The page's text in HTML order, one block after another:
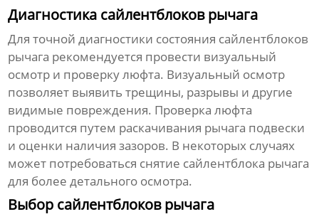
Диагностика сайлентблоков рычага
Для точной диагностики состояния сайлентблоков
рычага рекомендуется провести визуальный
осмотр и проверку люфта. Визуальный осмотр
позволяет выявить трещины, разрывы и другие
видимые повреждения. Проверка люфта
проводится путем раскачивания рычага подвески
и оценки наличия зазоров. В некоторых случаях
может потребоваться снятие сайлентблока рычага
для более детального осмотра.
Выбор сайлентблоков рычага